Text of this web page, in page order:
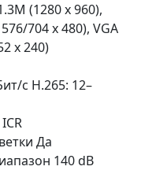
(1280 x 960),
704 x 480), VGA
x 240)
с H.265: 12–
Да
140 dB